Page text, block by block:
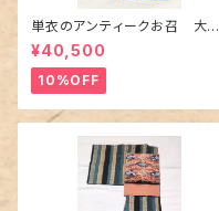
単衣のアンティークお召 大輪
の薔薇柄柄
¥40,500
10%OFF